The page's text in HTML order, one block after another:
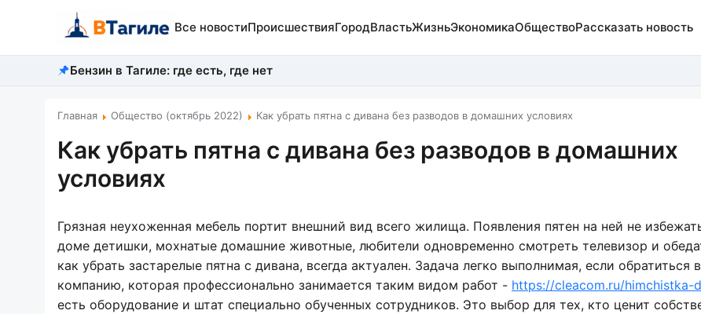
Все новостиПроисшествияГородВластьЖизньЭкономикаОбществоРассказать новость
Бензин в Тагиле: где есть, где нет
Главная Общество (октябрь 2022) Как убрать пятна с дивана без разводов в домашних условиях
Как убрать пятна с дивана без разводов в домашних
условиях
Грязная неухоженная мебель портит внешний вид всего жилища. Появления пятен на ней не
доме детишки, мохнатые домашние животные, любители одновременно смотреть телевизор и
как убрать застарелые пятна с дивана, всегда актуален. Задача легко выполнимая, если обратиться в
компанию, которая профессионально занимается таким видом работ - https://cleacom.ru/himchistka-
есть оборудование и штат специально обученных сотрудников. Это выбор для тех, кто ценит